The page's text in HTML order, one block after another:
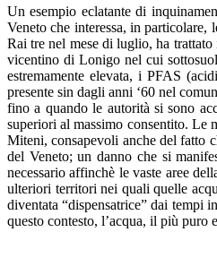
Un esempio eclatante di
Veneto che interessa, in
Rai tre nel mese di luglio, ha trattato
vicentino di Lonigo nel cui
estremamente elevata, i PFAS
presente sin dagli anni ‘60 nel
fino a quando le autorità si sono
superiori al massimo consentito. Le
Miteni, consapevoli anche del fatto
del Veneto; un danno che si
necessario affinchè le vaste aree
ulteriori territori nei quali quelle
diventata “dispensatrice” dai tempi
questo contesto, l’acqua, il più puro